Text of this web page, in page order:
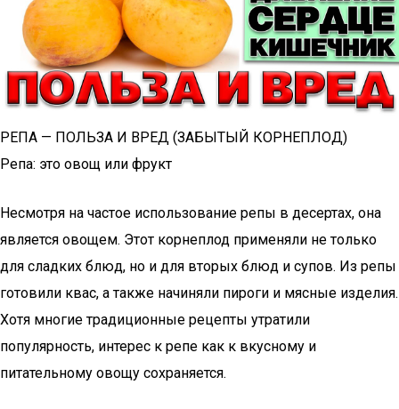
РЕПА — ПОЛЬЗА И ВРЕД (ЗАБЫТЫЙ КОРНЕПЛОД)
Репа: это овощ или фрукт
Несмотря на частое использование репы в десертах, она
является овощем. Этот корнеплод применяли не только
для сладких блюд, но и для вторых блюд и супов. Из репы
готовили квас, а также начиняли пироги и мясные изделия.
Хотя многие традиционные рецепты утратили
популярность, интерес к репе как к вкусному и
питательному овощу сохраняется.